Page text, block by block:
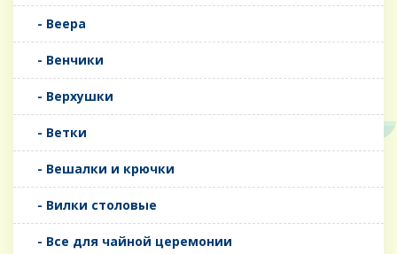
- Веера
- Венчики
- Верхушки
- Ветки
- Вешалки и крючки
- Вилки столовые
- Все для чайной церемонии